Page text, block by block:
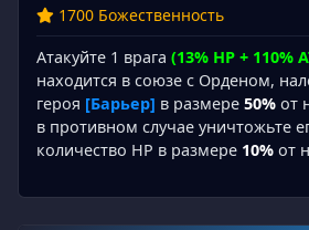
1700 Божественность
Атакуйте 1 врага (13% HP + 110%
находится в союзе с Орденом,
героя [Барьер] в размере 50% от
в противном случае уничтожьте
количество HP в размере 10% от